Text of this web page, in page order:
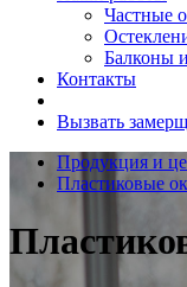
Частные
Балконы
Контакты
Вызвать
Продукция и
Пластиковые